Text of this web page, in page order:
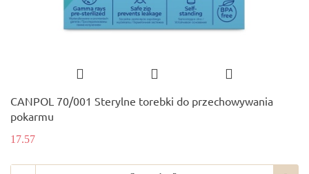
CANPOL 70/001 Sterylne torebki do przechowywania
pokarmu
17.57